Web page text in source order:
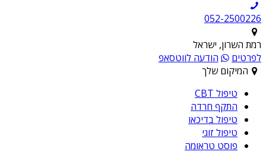
052-2500226
רמת השרון, ישראל
לפרטים
הודעה לווטסאפ
המיקום שלך
טיפול CBT
התקף חרדה
טיפול בדיכאו
טיפול זוגי
פוסט טראומה